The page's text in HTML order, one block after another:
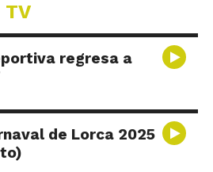
TV
regresa a
de Lorca 2025